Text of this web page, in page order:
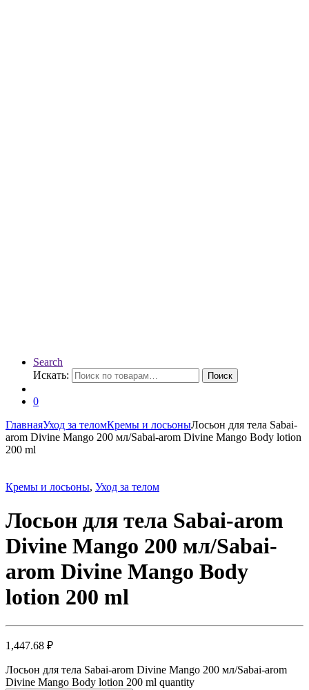
Search
Искать:
Поиск
0
ГлавнаяУход за теломКремы и лосьоныЛосьон для тела Sabai-
arom Divine Mango 200 мл/Sabai-arom Divine Mango Body lotion
200 ml
Кремы и лосьоны, Уход за телом
Лосьон для тела Sabai-arom
Divine Mango 200 мл/Sabai-
arom Divine Mango Body
lotion 200 ml
1,447.68 ₽
Лосьон для тела Sabai-arom Divine Mango 200 мл/Sabai-arom
Divine Mango Body lotion 200 ml quantity